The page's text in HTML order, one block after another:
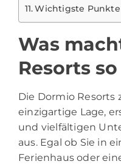
Wichtigste
Was
Resorts
Die Dormio Resorts
einzigartige Lage,
und vielfältigen
aus. Egal ob Sie in
Ferienhaus oder